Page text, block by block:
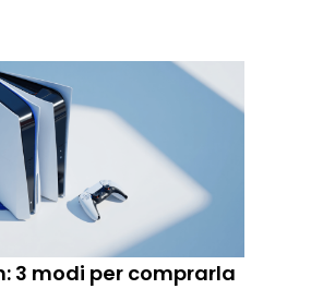
3 modi per comprarla